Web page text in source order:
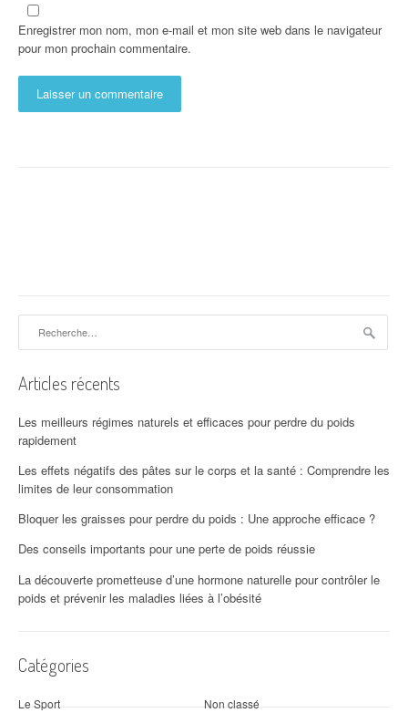
Enregistrer mon nom, mon e-mail et mon site web dans le navigateur
pour mon prochain commentaire.
Articles récents
Les meilleurs régimes naturels et efficaces pour perdre du poids
rapidement
Les effets négatifs des pâtes sur le corps et la santé : Comprendre les
limites de leur consommation
Bloquer les graisses pour perdre du poids : Une approche efficace ?
Des conseils importants pour une perte de poids réussie
La découverte prometteuse d’une hormone naturelle pour contrôler le
poids et prévenir les maladies liées à l’obésité
Catégories
Le Sport
Non classé